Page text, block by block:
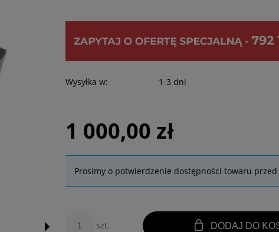
Wysyłka w: 1-3 dni
1 000,00 zł
Prosimy o potwierdzenie dostępności towaru przed
szt. DODAJ DO